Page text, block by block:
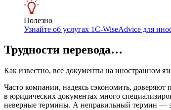
Полезно
Узнайте об услугах 1C-WiseAdvice для
Трудности перевода…
Как известно, все документы на иностранном
Часто компании, надеясь сэкономить, доверяют
в юридических документах много
неверные термины. А неправильный термин —